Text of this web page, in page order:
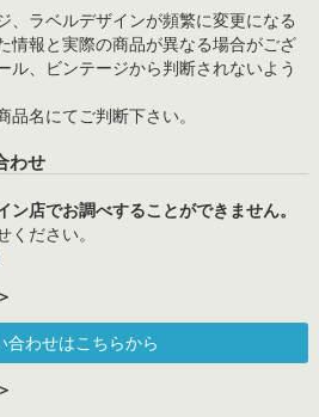
、ラベルデザインが頻繁に変更になる
情報と実際の商品が異なる場合がござ
ル、ビンテージから判断されないよう
名にてご判断下さい。
わせ
ン店でお調べすることができません。
ださい。
わせはこちらから